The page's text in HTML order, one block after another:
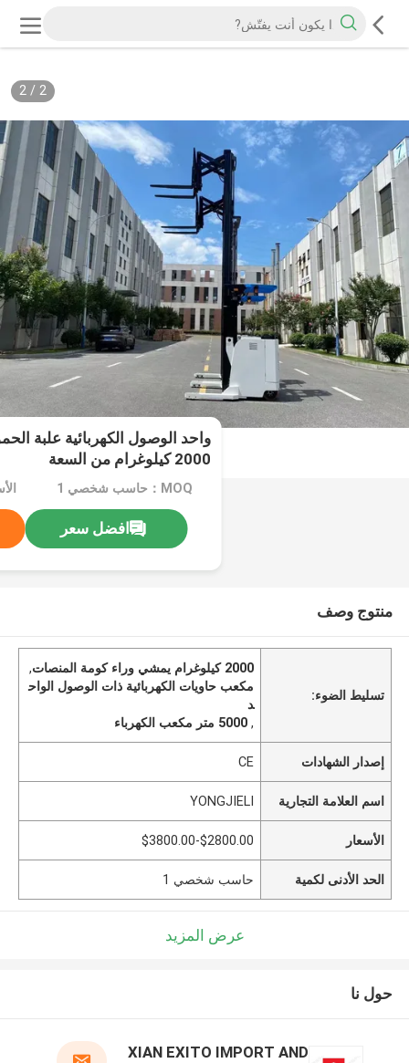
2
/
2
واحد الوصول الكهربائية علبة
2000 كيلوغرام من السعة
MOQ：حاسب شخصي 1
افضل سعر
منتوج وصف
تسليط الضوء:
2000 كيلوغرام يمشي وراء كومة المنصات
,
مكعب حاويات الكهربائية ذات الوصول الواح
د
,5000 متر مكعب الكهرباء
إصدار الشهادات CE
اسم العلامة التجارية YONGJIELI
الأسعار $2800.00-$3800.00
الحد الأدنى لكمية حاسب شخصي 1
عرض المزيد
حول نا
XIAN EXITO IMPORT AND